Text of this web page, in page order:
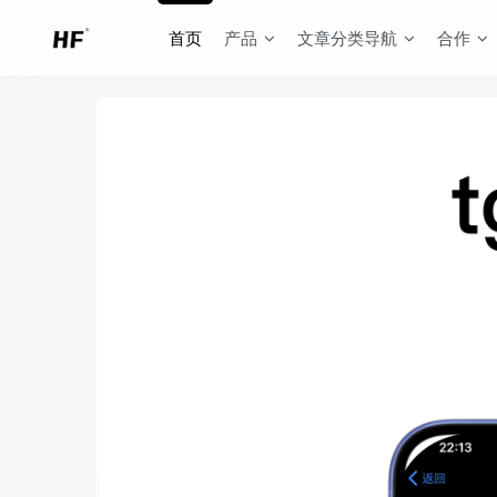
首页 产品 文章分类导航 合作